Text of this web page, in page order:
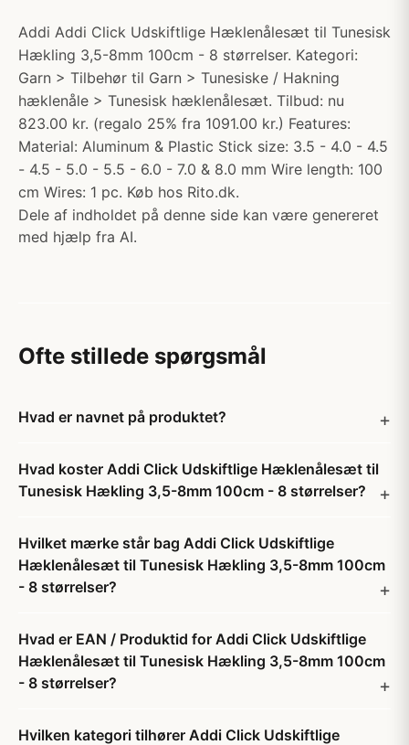
Addi Addi Click Udskiftlige Hæklenålesæt til Tunesisk
Hækling 3,5-8mm 100cm - 8 størrelser. Kategori:
Garn > Tilbehør til Garn > Tunesiske / Hakning
hæklenåle > Tunesisk hæklenålesæt. Tilbud: nu
823.00 kr. (regalo 25% fra 1091.00 kr.) Features:
Material: Aluminum & Plastic Stick size: 3.5 - 4.0 - 4.5
- 4.5 - 5.0 - 5.5 - 6.0 - 7.0 & 8.0 mm Wire length: 100
cm Wires: 1 pc. Køb hos Rito.dk.
Dele af indholdet på denne side kan være genereret
med hjælp fra AI.
Ofte stillede spørgsmål
Hvad er navnet på produktet?
Hvad koster Addi Click Udskiftlige Hæklenålesæt til
Tunesisk Hækling 3,5-8mm 100cm - 8 størrelser?
Hvilket mærke står bag Addi Click Udskiftlige
Hæklenålesæt til Tunesisk Hækling 3,5-8mm 100cm
- 8 størrelser?
Hvad er EAN / Produktid for Addi Click Udskiftlige
Hæklenålesæt til Tunesisk Hækling 3,5-8mm 100cm
- 8 størrelser?
Hvilken kategori tilhører Addi Click Udskiftlige